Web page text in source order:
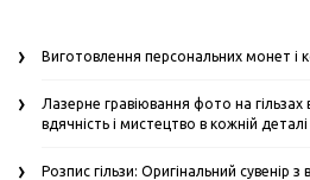
Виготовлення персональних монет і
Лазерне гравіювання фото на гільзах
вдячність і мистецтво в кожній деталі
Розпис гільзи: Оригінальний сувенір